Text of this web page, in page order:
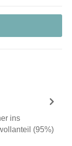
ins
(95%)